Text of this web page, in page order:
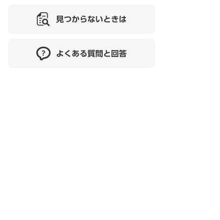
見つからないときは
よくある質問と回答